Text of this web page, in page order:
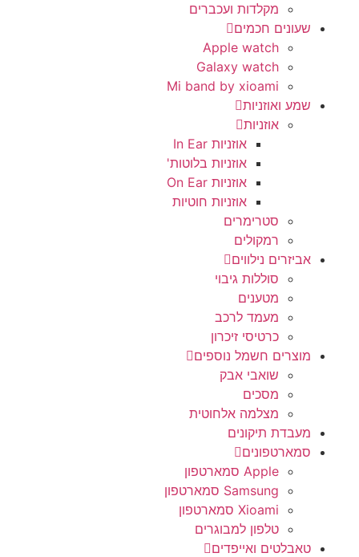
מקלדות ועכברים
שעונים חכמים
Apple watch
Galaxy watch
Mi band by xioami
שמע ואוזניות
אוזניות
אוזניות In Ear
אוזניות בלוטות'
אוזניות On Ear
אוזניות חוטיות
סטרימרים
רמקולים
אביזרים נילווים
סוללות גיבוי
מטענים
מעמד לרכב
כרטיסי זיכרון
מוצרים חשמל נוספים
שואבי אבק
מסכים
מצלמה אלחוטית
מעבדת תיקונים
סמארטפונים
Apple סמארטפון
Samsung סמארטפון
Xioami סמארטפון
טלפון למבוגרים
טאבלטים ואייפדים